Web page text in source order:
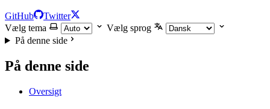
GitHub
Twitter
Vælg tema
Vælg sprog
På denne side
På denne side
Oversigt